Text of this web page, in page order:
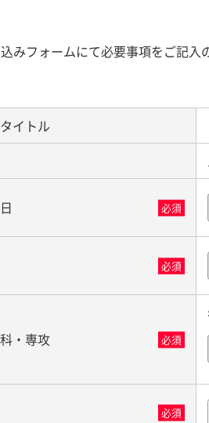
みフォームにて必要事項をご記入
イトル
必須
必須
・専攻 必須
必須